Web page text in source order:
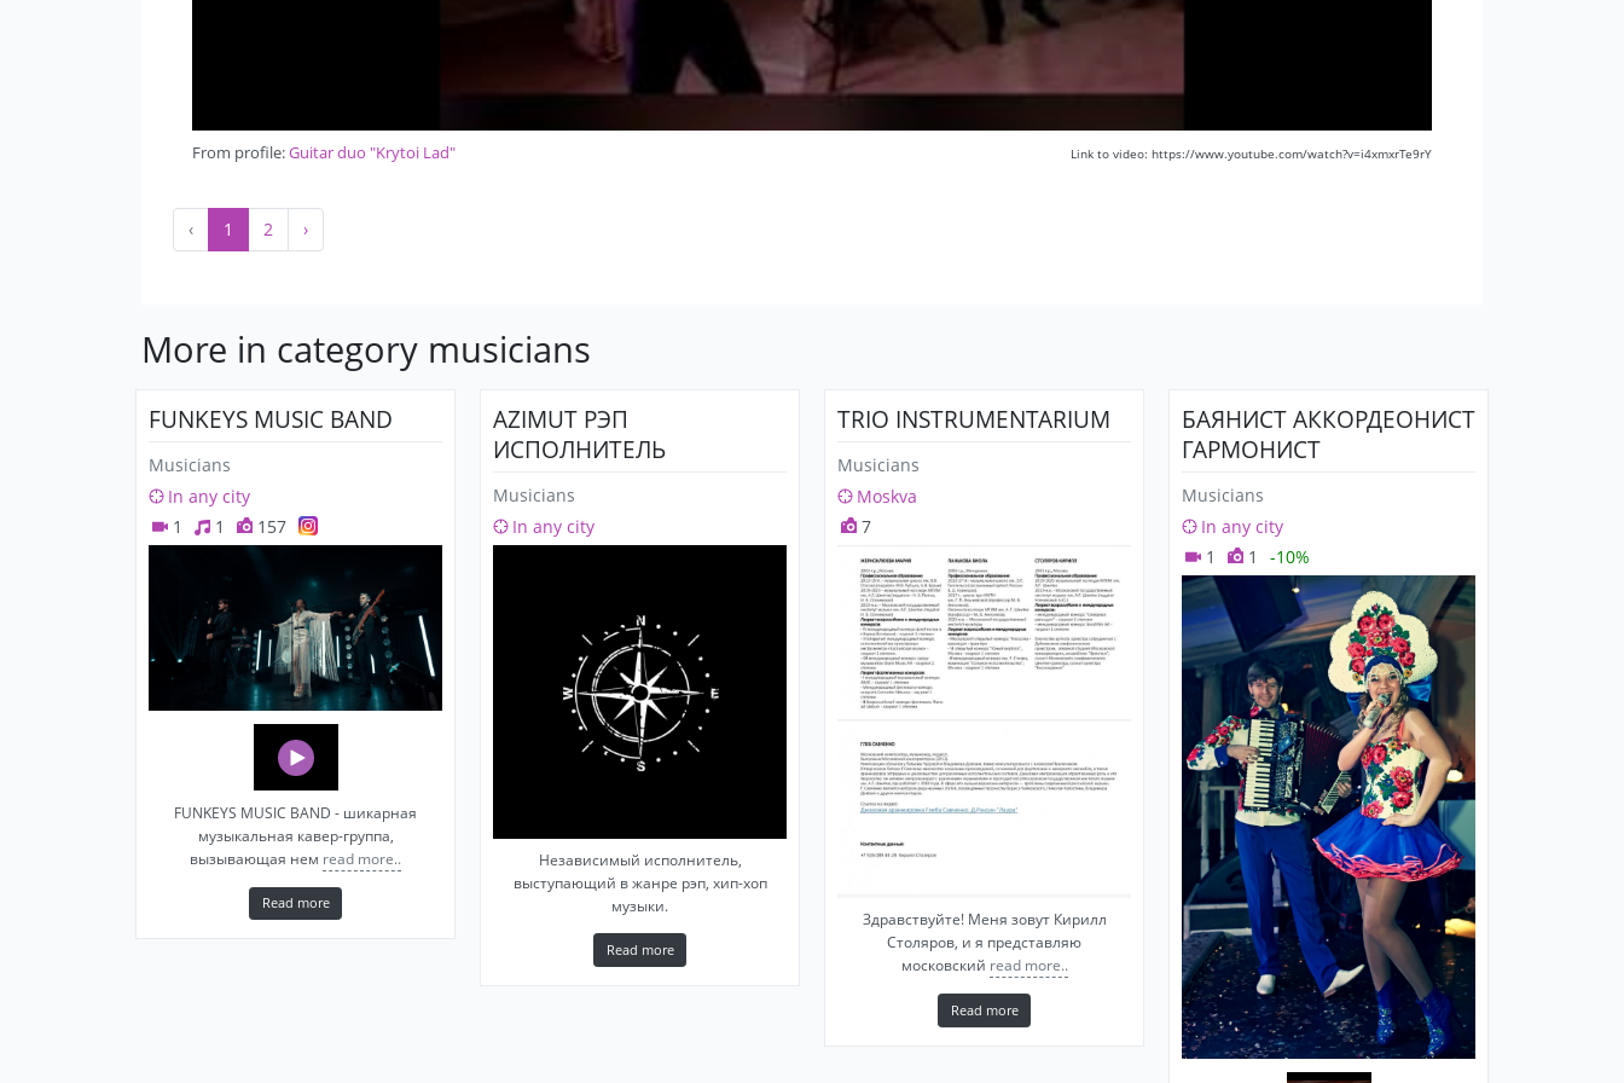
From profile:Guitar duo "Krytoi Lad" Link to video: https://www.youtube.com/watch?v=i4xmxrTe9rY
‹ 1 2 ›
More in category musicians
FUNKEYS MUSIC BAND
Musicians
In any city
1
1 157
FUNKEYS MUSIC BAND - шикарная
музыкальная кавер-группа,
вызывающая нем read more..
Read more
AZIMUT РЭП
ИСПОЛНИТЕЛЬ
Musicians
In any city
Независимый исполнитель,
выступающий в жанре рэп, хип-хоп
музыки.
Read more
TRIO INSTRUMENTARIUM
Musicians
Moskva
7
Здравствуйте! Меня зовут Кирилл
Столяров, и я представляю
московский read more..
Read more
БАЯНИСТ АККОРДЕОНИСТ
ГАРМОНИСТ
Musicians
In any city
1
1 -10%